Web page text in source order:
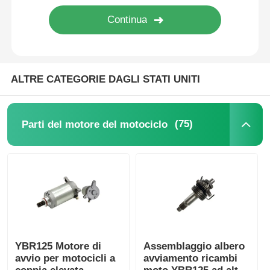
Sistema di frenatura del motociclo
luci per motocicli
Carburatore del motociclo
Catene e pignoni per moto
ALTRE CATEGORIE DAGLI STATI UNITI
Parti del motore del motociclo (75)
YBR125 Motore di
avvio per motocicli a
Assemblaggio albero
avviamento ricambi